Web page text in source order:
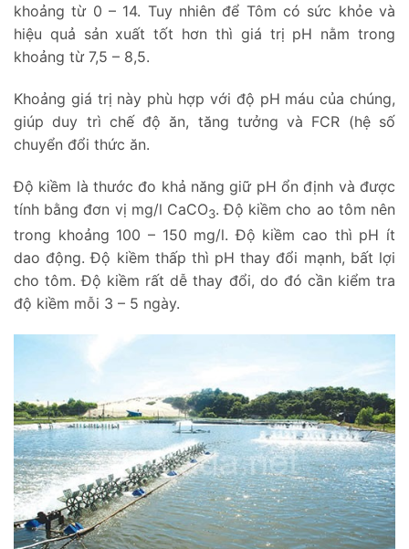
khoảng từ 0 – 14. Tuy nhiên để Tôm có sức khỏe và
hiệu quả sản xuất tốt hơn thì giá trị pH nằm trong
khoảng từ 7,5 – 8,5.
Khoảng giá trị này phù hợp với độ pH máu của chúng,
giúp duy trì chế độ ăn, tăng tưởng và FCR (hệ số
chuyển đổi thức ăn.
Độ kiềm là thước đo khả năng giữ pH ổn định và được
tính bằng đơn vị mg/l CaCO3. Độ kiềm cho ao tôm nên
trong khoảng 100 – 150 mg/l. Độ kiềm cao thì pH ít
dao động. Độ kiềm thấp thì pH thay đổi mạnh, bất lợi
cho tôm. Độ kiềm rất dễ thay đổi, do đó cần kiểm tra
độ kiềm mỗi 3 – 5 ngày.